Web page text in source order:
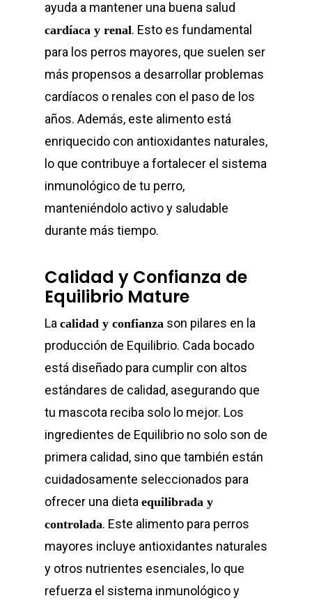
ayuda a mantener una buena salud
cardíaca y renal. Esto es fundamental
para los perros mayores, que suelen ser
más propensos a desarrollar problemas
cardíacos o renales con el paso de los
años. Además, este alimento está
enriquecido con antioxidantes naturales,
lo que contribuye a fortalecer el sistema
inmunológico de tu perro,
manteniéndolo activo y saludable
durante más tiempo.
Calidad y Confianza de
Equilibrio Mature
La calidad y confianza son pilares en la
producción de Equilibrio. Cada bocado
está diseñado para cumplir con altos
estándares de calidad, asegurando que
tu mascota reciba solo lo mejor. Los
ingredientes de Equilibrio no solo son de
primera calidad, sino que también están
cuidadosamente seleccionados para
ofrecer una dieta equilibrada y
controlada. Este alimento para perros
mayores incluye antioxidantes naturales
y otros nutrientes esenciales, lo que
refuerza el sistema inmunológico y